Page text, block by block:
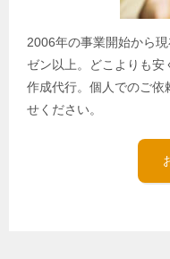
2006年の事業開始から
ゼン以上。どこよりも
作成代行。個人でのご依
せください。